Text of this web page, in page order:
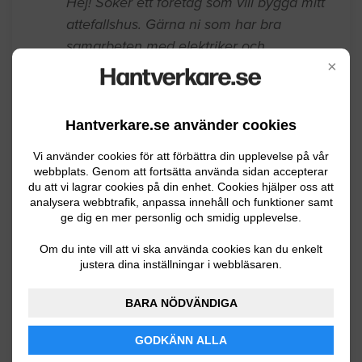
×
Hantverkare.se använder cookies
Vi använder cookies för att förbättra din upplevelse på vår
webbplats. Genom att fortsätta använda sidan accepterar
du att vi lagrar cookies på din enhet. Cookies hjälper oss att
analysera webbtrafik, anpassa innehåll och funktioner samt
ge dig en mer personlig och smidig upplevelse.
Om du inte vill att vi ska använda cookies kan du enkelt
justera dina inställningar i webbläsaren.
BARA NÖDVÄNDIGA
GODKÄNN ALLA
Bygga hus
Hej! Söker ett företag som vill bygga mitt
rörmokare.
Örebro 06.24.2023 23:54
Bygga hus
1 1/5 plans lösvirke nybyggnation
nyckelfärdigt med totalentreprenad
05.17.2017 17:57
Bygga hus